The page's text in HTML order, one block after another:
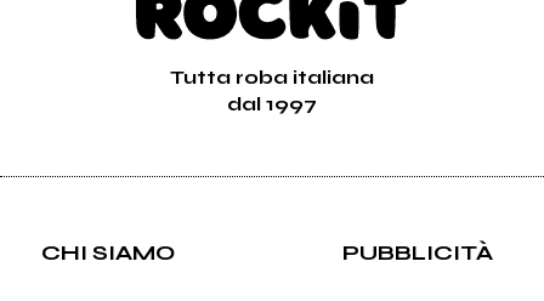
Tutta roba italiana
dal 1997
CHI SIAMO PUBBLICITÀ